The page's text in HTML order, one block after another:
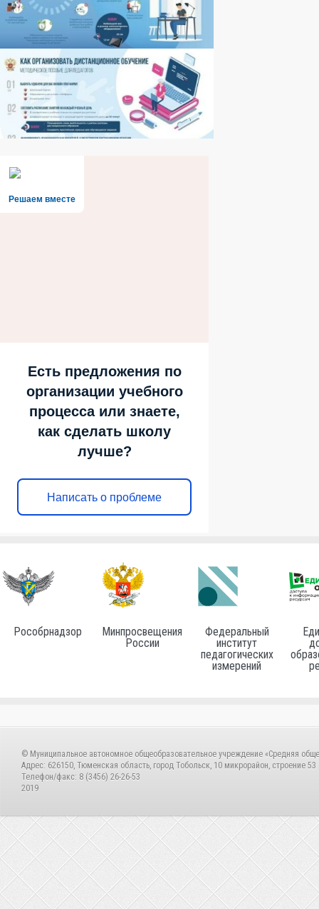
Решаем вместе
Есть предложения по
организации учебного
процесса или знаете,
как сделать школу
лучше?
Написать о проблеме
Рособрнадзор
Минпросвещения
России
Федеральный
институт
педагогических
измерений
© Муниципальное автономное общеобразовательное учреждение «Средняя
Адрес: 626150, Тюменская область, город Тобольск, 10 микрорайон, строение 53
Телефон/факс: 8 (3456) 26-26-53
2019